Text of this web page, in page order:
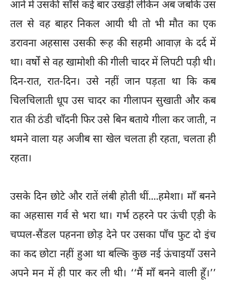
आने में उसकी साँसें कई बार उखड़ी लेकिन अब जबकि उस
तल से वह बाहर निकल आयी थी तो भी मौत का एक
डरावना अहसास उसकी रूह की सहमी आवाज़ के दर्द में
था। वर्षों से वह खामोशी की गीली चादर में लिपटी पड़ी थी।
दिन-रात, रात-दिन। उसे नहीं जान पड़ता था कि कब
चिलचिलाती धूप उस चादर का गीलापन सुखाती और कब
रात की ठंडी चाँदनी फिर उसे बिन बताये गीला कर जाती, न
थमने वाला यह अजीब सा खेल चलता ही रहता, चलता ही
रहता।
उसके दिन छोटे और रातें लंबी होती थीं....हमेशा। माँ बनने
का अहसास गर्व से भरा था। गर्भ ठहरने पर ऊंची एड़ी के
चप्पल-सैंडल पहनना छोड़ देने पर उसका पाँच फुट दो इंच
का कद छोटा नहीं हुआ था बल्कि कुछ नई ऊंचाइयाँ उसने
अपने मन में ही पार कर ली थी। ‘‘मैं माँ बनने वाली हूँ।’’